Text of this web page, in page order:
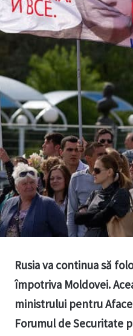
Rusia va continua să
împotriva Moldovei.
ministrului pentru
Forumul de Securitate